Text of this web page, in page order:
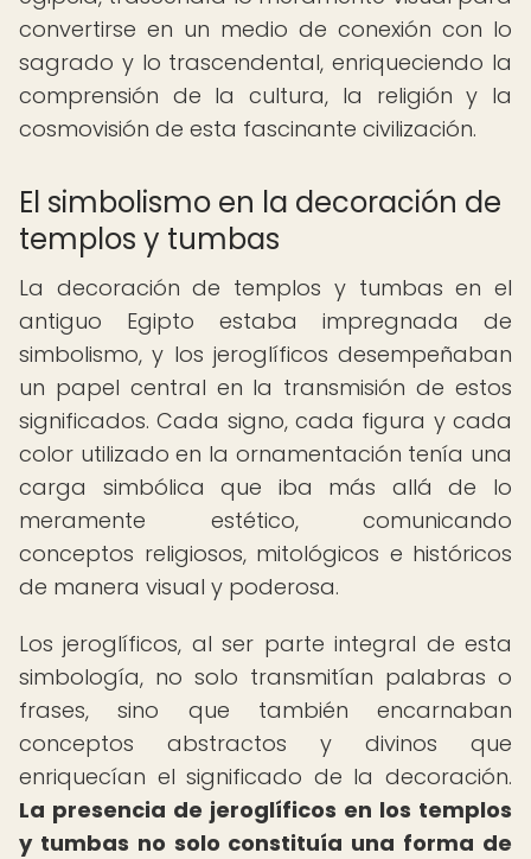
convertirse en un medio de conexión con lo
sagrado y lo trascendental, enriqueciendo la
comprensión de la cultura, la religión y la
cosmovisión de esta fascinante civilización.
El simbolismo en la decoración de
templos y tumbas
La decoración de templos y tumbas en el
antiguo Egipto estaba impregnada de
simbolismo, y los jeroglíficos desempeñaban
un papel central en la transmisión de estos
significados. Cada signo, cada figura y cada
color utilizado en la ornamentación tenía una
carga simbólica que iba más allá de lo
meramente estético, comunicando
conceptos religiosos, mitológicos e históricos
de manera visual y poderosa.
Los jeroglíficos, al ser parte integral de esta
simbología, no solo transmitían palabras o
frases, sino que también encarnaban
conceptos abstractos y divinos que
enriquecían el significado de la decoración.
La presencia de jeroglíficos en los templos
y tumbas no solo constituía una forma de